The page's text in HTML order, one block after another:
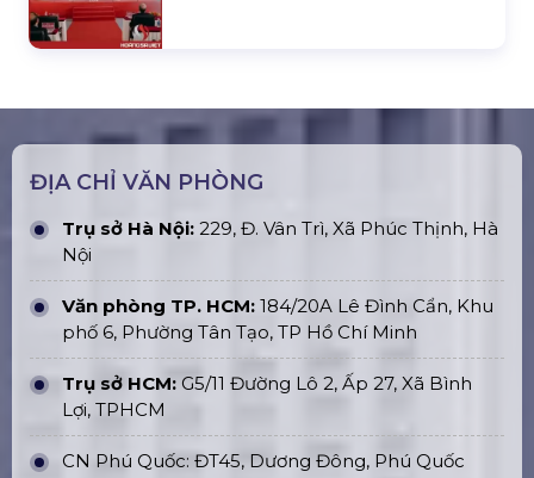
ĐỊA CHỈ VĂN PHÒNG
Trụ sở Hà Nội: 229, Đ. Vân Trì, Xã Phúc Thịnh, Hà
Nội
Văn phòng TP. HCM: 184/20A Lê Đình Cẩn, Khu
phố 6, Phường Tân Tạo, TP Hồ Chí Minh
Trụ sở HCM: G5/11 Đường Lô 2, Ấp 27, Xã Bình
Lợi, TPHCM
CN Phú Quốc: ĐT45, Dương Đông, Phú Quốc